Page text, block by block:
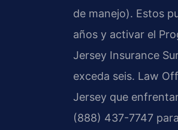
de manejo). Estos
años y activar el
Jersey Insurance
exceda seis. Law
Jersey que
(888) 437-7747